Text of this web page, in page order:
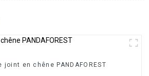
joint en chêne PANDAFOREST